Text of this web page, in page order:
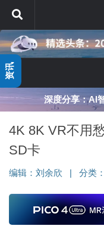
跳至内容
深度分享：AI
4K 8K VR不用
SD卡
编辑： 刘余欣 分类
资讯